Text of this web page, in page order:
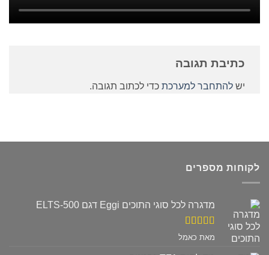
כתיבת תגובה
יש להתחבר למערכת כדי לכתוב תגובה.
לקוחות מספרים
מדגרה לכל סוגי התוכים Eggi דגם ELTS-500
דורג 5מתוך
מאת כאמל